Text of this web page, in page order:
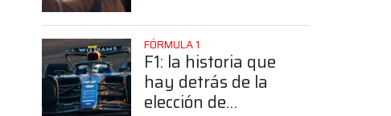
posición de
Colapinto
FÓRMULA 1
F1: la historia que
hay detrás de la
elección de